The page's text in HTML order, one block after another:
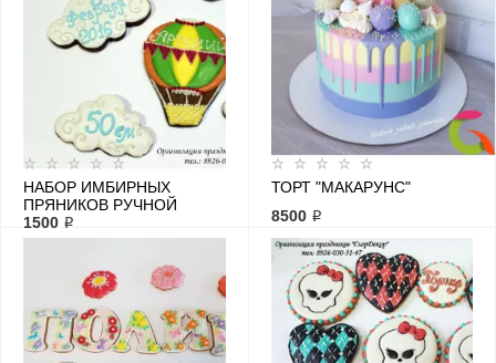
НАБОР ИМБИРНЫХ
ПРЯНИКОВ РУЧНОЙ
РАБОТЫ С МЕТРИКОЙ
1500 ₽
ТОРТ "МАКАРУНС"
8500 ₽